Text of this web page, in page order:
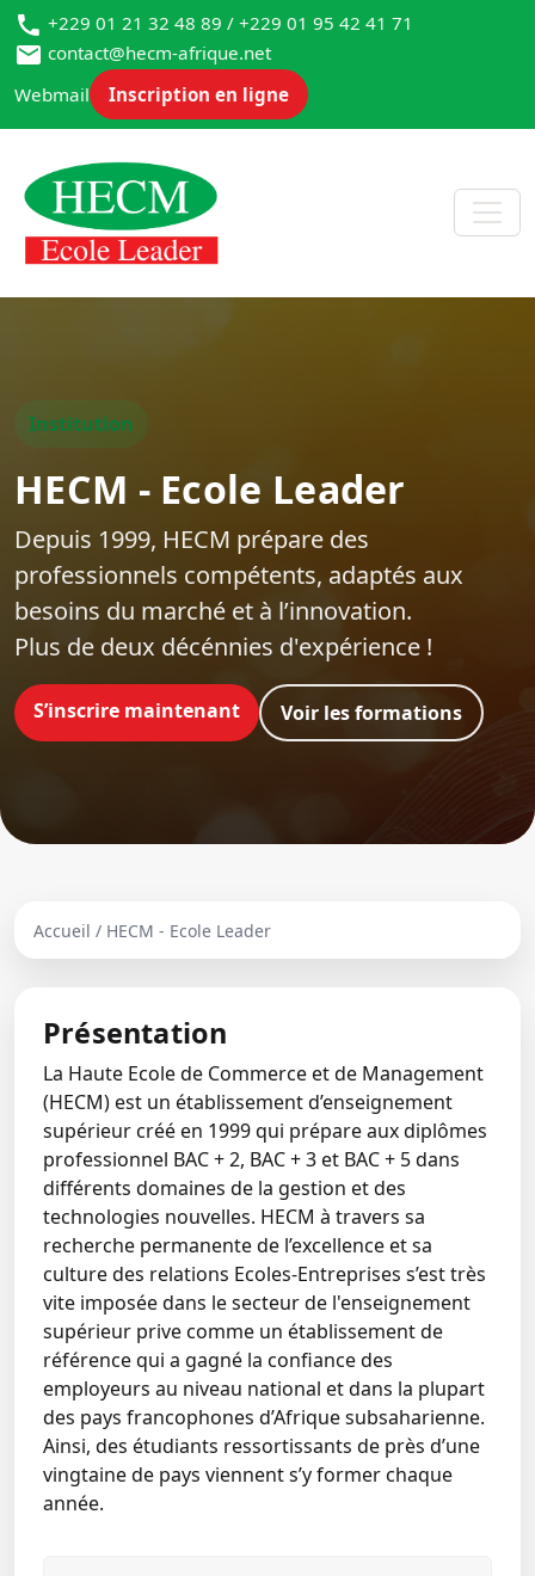
+229 01 21 32 48 89 / +229 01 95 42 41 71
contact@hecm-afrique.net
Webmail
Inscription en ligne
Institution
HECM - Ecole Leader
Depuis 1999, HECM prépare des
professionnels compétents, adaptés aux
besoins du marché et à l’innovation.
Plus de deux décénnies d'expérience !
S’inscrire maintenant Voir les formations
Accueil / HECM - Ecole Leader
Présentation
La Haute Ecole de Commerce et de Management
(HECM) est un établissement d’enseignement
supérieur créé en 1999 qui prépare aux diplômes
professionnel BAC + 2, BAC + 3 et BAC + 5 dans
différents domaines de la gestion et des
technologies nouvelles. HECM à travers sa
recherche permanente de l’excellence et sa
culture des relations Ecoles-Entreprises s’est très
vite imposée dans le secteur de l'enseignement
supérieur prive comme un établissement de
référence qui a gagné la confiance des
employeurs au niveau national et dans la plupart
des pays francophones d’Afrique subsaharienne.
Ainsi, des étudiants ressortissants de près d’une
vingtaine de pays viennent s’y former chaque
année.